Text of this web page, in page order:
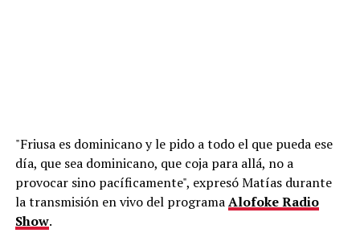
"Friusa es dominicano y le pido a todo el que pueda ese
día, que sea dominicano, que coja para allá, no a
provocar sino pacíficamente", expresó Matías durante
la transmisión en vivo del programaAlofoke Radio
Show.